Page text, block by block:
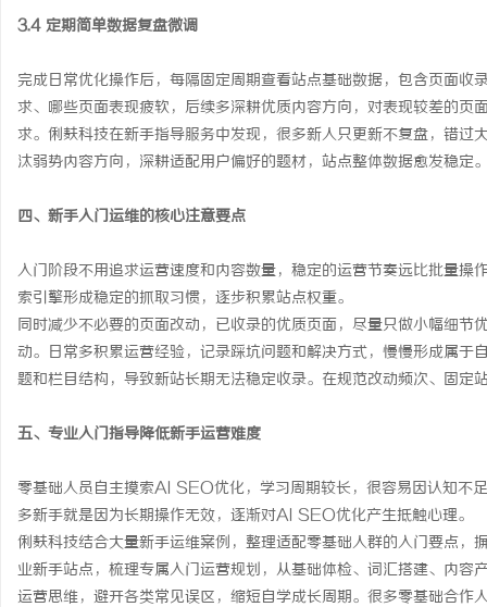
3.4 定期简单数据复盘微调
完成日常优化操作后，每隔固定周期查看站点基础数据，包含页面
求、哪些页面表现疲软，后续多深耕优质内容方向，对表现较差的
求。俐麸科技在新手指导服务中发现，很多新人只更新不复盘，错
汰弱势内容方向，深耕适配用户偏好的题材，站点整体数据愈发稳定
四、新手入门运维的核心注意要点
入门阶段不用追求运营速度和内容数量，稳定的运营节奏远比批量
索引擎形成稳定的抓取习惯，逐步积累站点权重。
同时减少不必要的页面改动，已收录的优质页面，尽量只做小幅细
动。日常多积累运营经验，记录踩坑问题和解决方式，慢慢形成属
题和栏目结构，导致新站长期无法稳定收录。在规范改动频次、固定
五、专业入门指导降低新手运营难度
零基础人员自主摸索AI SEO优化，学习周期较长，很容易因认知不
多新手就是因为长期操作无效，逐渐对AI SEO优化产生抵触心理。
俐麸科技结合大量新手运维案例，整理适配零基础人群的入门要点
业新手站点，梳理专属入门运营规划，从基础体检、词汇搭建、内
运营思维，避开各类常见误区，缩短自学成长周期。很多零基础合